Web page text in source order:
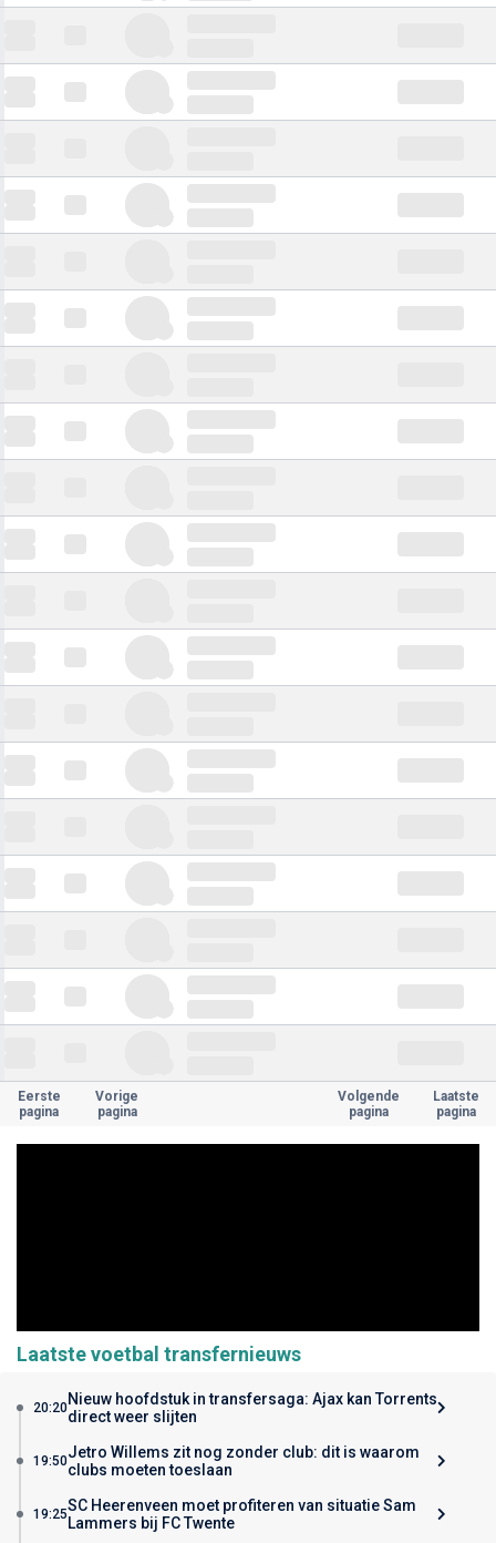
Eerste
pagina
Vorige
pagina
Volgende
pagina
Laatste
pagina
Laatste voetbal transfernieuws
20:20Nieuw hoofdstuk in transfersaga: Ajax kan Torrents
direct weer slijten
19:50Jetro Willems zit nog zonder club: dit is waarom
clubs moeten toeslaan
19:25SC Heerenveen moet profiteren van situatie Sam
Lammers bij FC Twente